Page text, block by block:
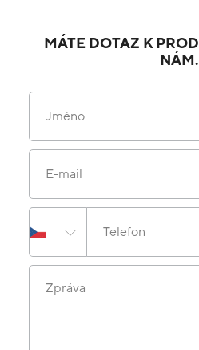
MÁTE DOTAZ K
NÁM.
Jméno
E-mail
Telefon
Zpráva